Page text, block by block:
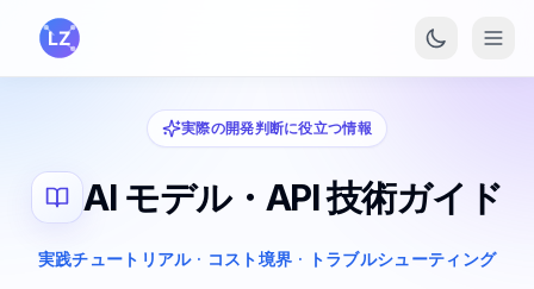
メインコンテンツへスキップ
実際の開発判断に役立つ情報
AI モデル・API 技術ガイド
実践チュートリアル · コスト境界 · トラブルシューティング